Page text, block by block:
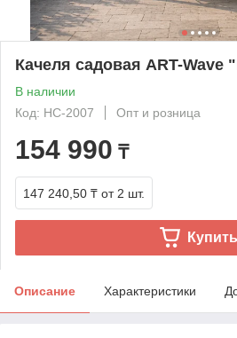
Качеля садовая ART-Wave
В наличии
Код: HC-2007
Опт и розница
154 990 ₸
147 240,50 ₸ от 2 шт.
Купить
Описание Характеристики